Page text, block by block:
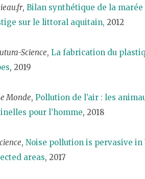
, Bilan synthétique de la
sur le littoral aquitain, 2012
Science, La fabrication du
, 2019
Monde, Pollution de l’air : les
pour l’homme, 2018
, Noise pollution is pervasive in
areas, 2017